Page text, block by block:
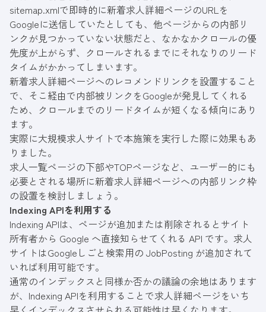
sitemap.xmlで即時的に新着求人詳細ページのURLを
Googleに送信していたとしても、他ページからの内部リ
ンクが見つかっていない状態だと、なかなかクロールの優
先度が上がらず、クロールされるまでにそれなりのリード
タイムがかかってしまいます。
新着求人詳細ページへのレコメンドリンクを設置すること
で、そこ経由で内部被リンクをGoogleが発見してくれる
ため、クロールまでのリードタイムが短くなる傾向にあり
ます。
実際に大規模求人サイトで本施策を実行した際に効果もあ
りました。
求人一覧ページの下部やTOPページなど、ユーザー的にも
必要とされる場所に新着求人詳細ページへの内部リンク枠
の設置を検討しましょう。
Indexing APIを利用する
Indexing APIは、ページが追加または削除されるとサイト
所有者から Google へ直接知らせてくれる API です。求人
サイトはGoogleしごと検索用の JobPosting が追加されて
いれば利用可能です。
通常のインデックスと同様か否かの議論の余地はあります
が、Indexing APIを利用することで求人詳細ページをいち